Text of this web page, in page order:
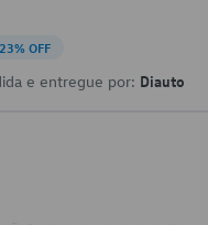
OFF
e entregue por: Diauto